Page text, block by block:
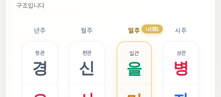
구조입니다
시주
상관
병
일주
일간
을
나(我)
월주
편관
신
년주
정관
경